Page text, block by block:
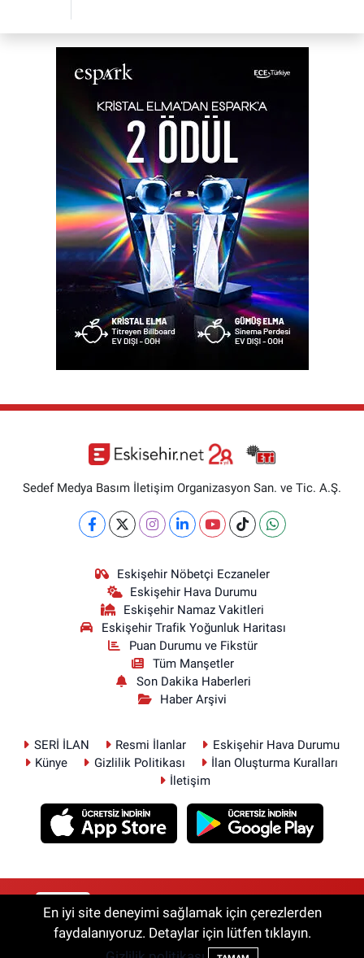
Sedef Medya Basım İletişim Organizasyon San. ve Tic. A.Ş.
Eskişehir Nöbetçi Eczaneler
Eskişehir Hava Durumu
Eskişehir Namaz Vakitleri
Eskişehir Trafik Yoğunluk Haritası
Puan Durumu ve Fikstür
Tüm Manşetler
Son Dakika Haberleri
Haber Arşivi
SERİ İLAN Resmi İlanlar
Eskişehir Hava Durumu
Künye
Gizlilik Politikası
İlan Oluşturma Kuralları
İletişim
RSS Copyright © 2026. Her hakkı saklıdır.
En iyi site deneyimi sağlamak için çerezlerden
faydalanıyoruz. Detaylar için lütfen tıklayın.